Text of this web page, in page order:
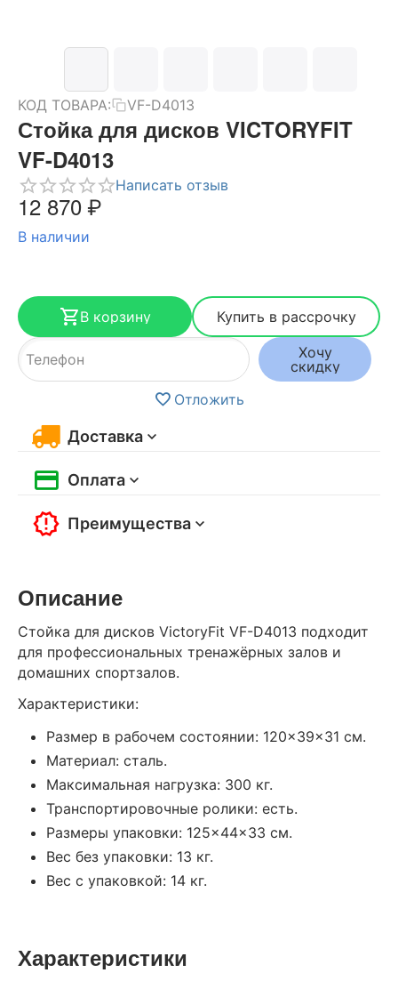
КОД ТОВАРА: VF-D4013
Стойка для дисков VICTORYFIT
VF-D4013
Написать отзыв
12 870₽
В наличии
В корзину
Купить в рассрочку
Хочу
скидку
Отложить
Доставка
Оплата
Преимущества
Описание
Стойка для дисков VictoryFit VF-D4013 подходит
для профессиональных тренажёрных залов и
домашних спортзалов.
Характеристики:
Размер в рабочем состоянии: 120×39×31 см.
Материал: сталь.
Максимальная нагрузка: 300 кг.
Транспортировочные ролики: есть.
Размеры упаковки: 125×44×33 см.
Вес без упаковки: 13 кг.
Вес с упаковкой: 14 кг.
Характеристики